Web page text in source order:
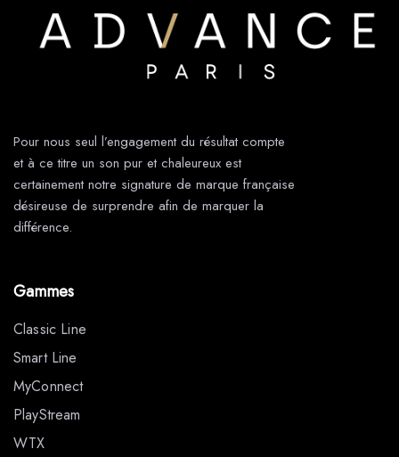
Pour nous seul l’engagement du résultat compte
et à ce titre un son pur et chaleureux est
certainement notre signature de marque française
désireuse de surprendre afin de marquer la
différence.
Gammes
Classic Line
Smart Line
MyConnect
PlayStream
WTX